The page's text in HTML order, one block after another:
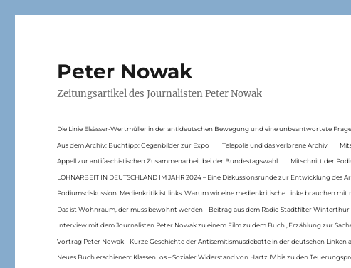
Peter Nowak
Zeitungsartikel des Journalisten Peter Nowak
Die Linie Elsässer-Wertmüller in der antideutschen Bewegung und eine unbeantwortete Frage
Aus dem Archiv: Buchtipp: Gegenbilder zur Expo Telepolis und das verlorene Archiv
Appell zur antifaschistischen Zusammenarbeit bei der Bundestagswahl Mitschnitt der
LOHNARBEIT IN DEUTSCHLAND IM JAHR 2024 – Eine Diskussionsrunde zur Entwicklung des
Podiumsdiskussion: Medienkritik ist links. Warum wir eine medienkritische Linke brauchen mit
Das ist Wohnraum, der muss bewohnt werden – Beitrag aus dem Radio Stadtfilter Winterthur
Interview mit dem Journalisten Peter Nowak zu einem Film zu dem Buch „Erzählung zur
Vortrag Peter Nowak – Kurze Geschichte der Antisemitismusdebatte in der deutschen Linken
Neues Buch erschienen: KlassenLos – Sozialer Widerstand von Hartz IV bis zu den